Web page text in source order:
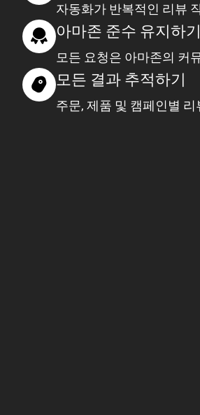
자동화가 반복적인 리뷰
아마존 준수 유지하기
모든 요청은 아마존의 커
모든 결과 추적하기
주문, 제품 및 캠페인별